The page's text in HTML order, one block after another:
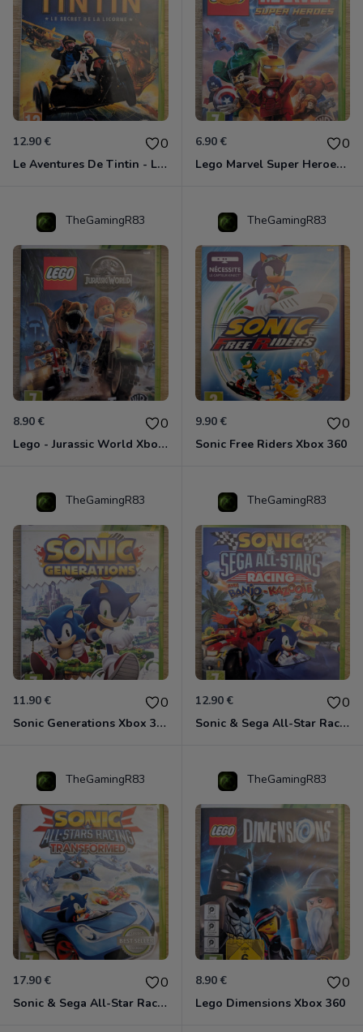
12.90 € 0
Le Aventures De Tintin - Le Secret De La Licorne Xbox 360
6.90 € 0
Lego Marvel Super Heroes Xbox 360
TheGamingR83
8.90 € 0
Lego - Jurassic World Xbox 360
TheGamingR83
9.90 € 0
Sonic Free Riders Xbox 360
TheGamingR83
11.90 € 0
Sonic Generations Xbox 360
TheGamingR83
12.90 € 0
Sonic & Sega All-Star Racing avec Banjo-Kazooie Xbox 360
TheGamingR83
17.90 € 0
Sonic & Sega All-Star Racing - Transformed Xbox 360
TheGamingR83
8.90 € 0
Lego Dimensions Xbox 360